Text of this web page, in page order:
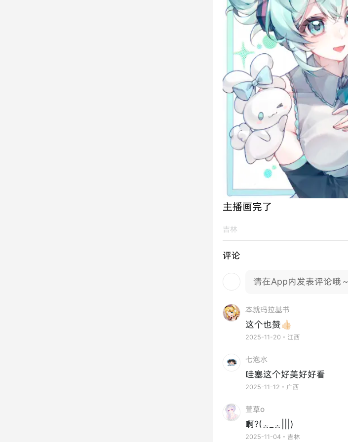
主播画完了
吉林
评论
请在App内发表评论哦～
本就玛拉基书
这个也赞👍🏻
2025-11-20・江西
七泡水
哇塞这个好美好好看
2025-11-12・广西
萱草o
啊?(ᇂ_ᇂ|||)
2025-11-04・吉林